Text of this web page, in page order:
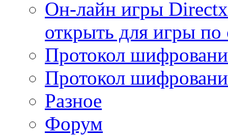
Он-лайн игры
открыть для игры по
Протокол
Протокол
Разное
Форум